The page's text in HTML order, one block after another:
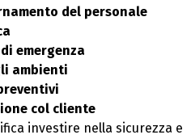
del personale
emergenza
ambienti
col cliente
investire nella sicurezza e